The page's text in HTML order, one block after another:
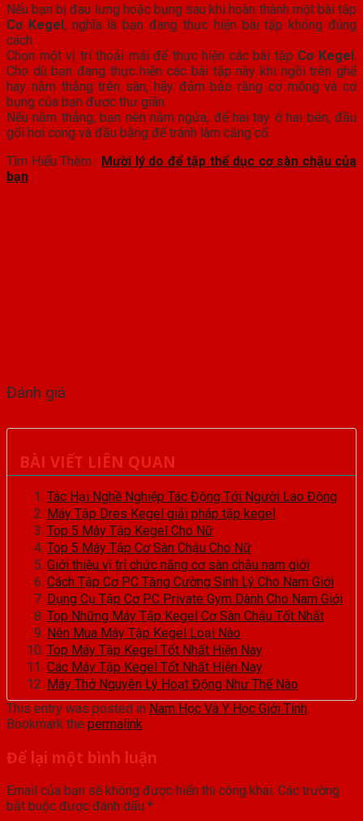
Nếu bạn bị đau lưng hoặc bụng sau khi hoàn thành một bài tập
Cơ Kegel, nghĩa là bạn đang thực hiện bài tập không đúng
cách.
Chọn một vị trí thoải mái để thực hiện các bài tập Cơ Kegel.
Cho dù bạn đang thực hiện các bài tập này khi ngồi trên ghế
hay nằm thẳng trên sàn, hãy đảm bảo rằng cơ mông và cơ
bụng của bạn được thư giãn.
Nếu nằm thẳng, bạn nên nằm ngửa, để hai tay ở hai bên, đầu
gối hơi cong và đầu bằng để tránh làm căng cổ.
Tìm Hiểu Thêm : Mười lý do để tập thể dục cơ sàn chậu của
bạn
Đánh giá
BÀI VIẾT LIÊN QUAN
Tác Hại Nghề Nghiệp Tác Động Tới Người Lao Động
Máy Tập Dres Kegel giải pháp tập kegel
Top 5 Máy Tập Kegel Cho Nữ
Top 5 Máy Tập Cơ Sàn Chậu Cho Nữ
Giới thiệu vị trí chức năng cơ sàn chậu nam giới
Cách Tập Cơ PC Tăng Cường Sinh Lý Cho Nam Giới
Dụng Cụ Tập Cơ PC Private Gym Dành Cho Nam Giới
Top Những Máy Tập Kegel Cơ Sàn Chậu Tốt Nhất
Nên Mua Máy Tập Kegel Loại Nào
Top Máy Tập Kegel Tốt Nhất Hiện Nay
Các Máy Tập Kegel Tốt Nhất Hiện Nay
Máy Thở Nguyên Lý Hoạt Động Như Thế Nào
This entry was posted in Nam Học Và Y Học Giới Tính.
Bookmark the permalink.
Để lại một bình luận
Email của bạn sẽ không được hiển thị công khai. Các trường
bắt buộc được đánh dấu *